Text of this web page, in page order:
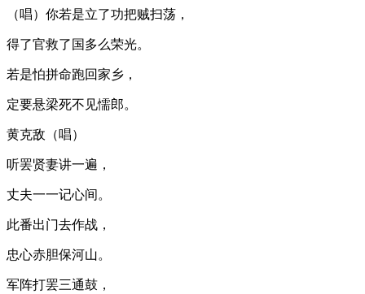
（唱）你若是立了功把贼扫荡，
得了官救了国多么荣光。
若是怕拼命跑回家乡，
定要悬梁死不见懦郎。
黄克敌（唱）
听罢贤妻讲一遍，
丈夫一一记心间。
此番出门去作战，
忠心赤胆保河山。
军阵打罢三通鼓，